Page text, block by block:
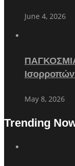
June 4, 2026
May 8, 2026
Trending